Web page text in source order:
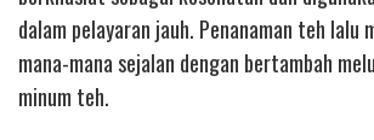
dalam pelayaran jauh. Penanaman teh lalu
mana-mana sejalan dengan bertambah
minum teh.